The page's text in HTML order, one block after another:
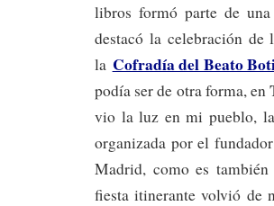
libros formó parte de
destacó la celebración
la Cofradía del Beato
podía ser de otra forma, en
vio la luz en mi pueblo,
organizada por el
Madrid, como es
fiesta itinerante volvió de